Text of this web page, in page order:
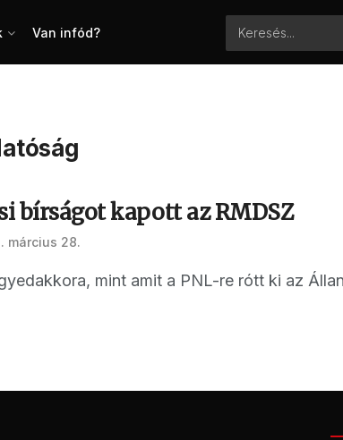
Van infód?
bírságot kapott az RMDSZ
március 28.
mint amit a PNL-re rótt ki az